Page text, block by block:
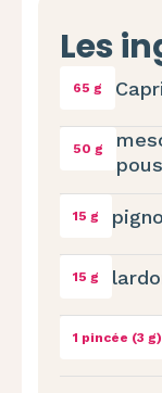
Les
65 g
50 g
15 g
15 g
1 pincée (3 g)